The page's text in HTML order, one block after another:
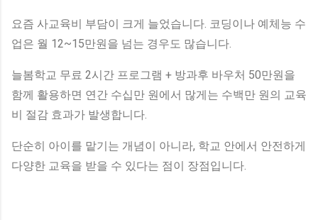
요즘 사교육비 부담이 크게 늘었습니다. 코딩이나 예체능 수
업은 월 12~15만원을 넘는 경우도 많습니다.
늘봄학교 무료 2시간 프로그램 + 방과후 바우처 50만원을
함께 활용하면 연간 수십만 원에서 많게는 수백만 원의 교육
비 절감 효과가 발생합니다.
단순히 아이를 맡기는 개념이 아니라, 학교 안에서 안전하게
다양한 교육을 받을 수 있다는 점이 장점입니다.